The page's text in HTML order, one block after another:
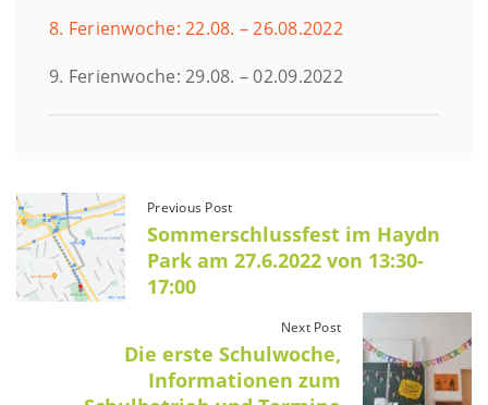
8. Ferienwoche: 22.08. – 26.08.2022
9. Ferienwoche: 29.08. – 02.09.2022
Previous Post
Sommerschlussfest im Haydn
Park am 27.6.2022 von 13:30-
17:00
Next Post
Die erste Schulwoche,
Informationen zum